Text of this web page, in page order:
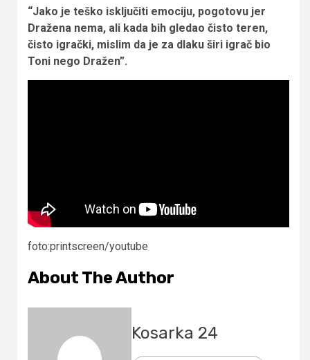
“Jako je teško isključiti emociju, pogotovu jer
Dražena nema, ali kada bih gledao čisto teren,
čisto igrački, mislim da je za dlaku širi igrač bio
Toni nego Dražen”.
foto:printscreen/youtube
About The Author
Kosarka 24